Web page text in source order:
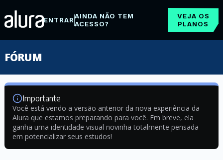
ENTRARAINDA NÃO TEM
ACESSO?
VEJA OS
PLANOS
FÓRUM
Importante
Você está vendo a versão anterior da nova experiência da
Alura que estamos preparando para você. Em breve, ela
ganha uma identidade visual novinha totalmente pensada
em potencializar seus estudos!